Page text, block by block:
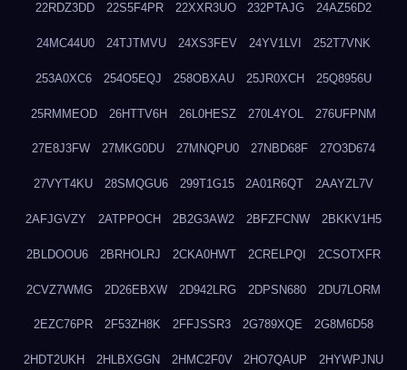
22RDZ3DD 22S5F4PR 22XXR3UO 232PTAJG 24AZ56D2
24MC44U0 24TJTMVU 24XS3FEV 24YV1LVI 252T7VNK
253A0XC6 254O5EQJ 258OBXAU 25JR0XCH 25Q8956U
25RMMEOD 26HTTV6H 26L0HESZ 270L4YOL 276UFPNM
27E8J3FW 27MKG0DU 27MNQPU0 27NBD68F 27O3D674
27VYT4KU 28SMQGU6 299T1G15 2A01R6QT 2AAYZL7V
2AFJGVZY 2ATPPOCH 2B2G3AW2 2BFZFCNW 2BKKV1H5
2BLDOOU6 2BRHOLRJ 2CKA0HWT 2CRELPQI 2CSOTXFR
2CVZ7WMG 2D26EBXW 2D942LRG 2DPSN680 2DU7LORM
2EZC76PR 2F53ZH8K 2FFJSSR3 2G789XQE 2G8M6D58
2HDT2UKH 2HLBXGGN 2HMC2F0V 2HO7QAUP 2HYWPJNU